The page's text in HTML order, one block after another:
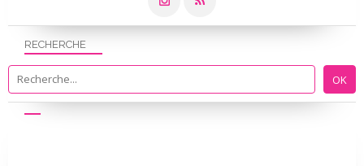
RECHERCHE